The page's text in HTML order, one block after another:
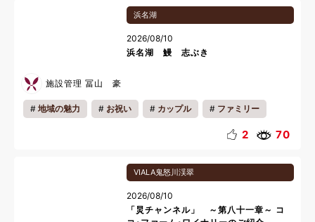
浜名湖
2026/08/10
浜名湖 鰻 志ぶき
施設管理 冨山 豪
地域の魅力 お祝い カップル ファミリー
2 70
VIALA鬼怒川渓翠
2026/08/10
「炅チャンネル」 ～第八十一章～ コ